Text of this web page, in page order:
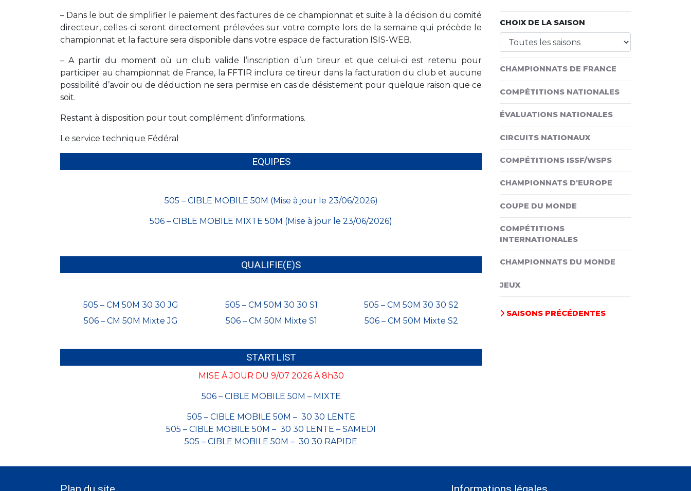
– Dans le but de simplifier le paiement des factures de ce championnat et suite à la décision du comité
directeur, celles-ci seront directement prélevées sur votre compte lors de la semaine qui précède le
championnat et la facture sera disponible dans votre espace de facturation ISIS-WEB.
– A partir du moment où un club valide l’inscription d’un tireur et que celui-ci est retenu pour
participer au championnat de France, la FFTIR inclura ce tireur dans la facturation du club et aucune
possibilité d’avoir ou de déduction ne sera permise en cas de désistement pour quelque raison que ce
soit.
Restant à disposition pour tout complément d’informations.
Le service technique Fédéral
EQUIPES
505 – CIBLE MOBILE 50M (Mise à jour le 23/06/2026)
506 – CIBLE MOBILE MIXTE 50M (Mise à jour le 23/06/2026)
QUALIFIE(E)S
505 – CM 50M 30 30 JG 505 – CM 50M 30 30 S1
505 – CM 50M 30 30 S2
506 – CM 50M Mixte JG
506 – CM 50M Mixte S1 506 – CM 50M Mixte S2
STARTLIST
MISE À JOUR DU 9/07 2026 À 8h30
506 – CIBLE MOBILE 50M – MIXTE
505 – CIBLE MOBILE 50M – 30 30 LENTE
505 – CIBLE MOBILE 50M – 30 30 LENTE – SAMEDI
505 – CIBLE MOBILE 50M – 30 30 RAPIDE
CHOIX DE LA SAISON
CHAMPIONNATS DE FRANCE
COMPÉTITIONS NATIONALES
ÉVALUATIONS NATIONALES
CIRCUITS NATIONAUX
COMPÉTITIONS ISSF/WSPS
CHAMPIONNATS D'EUROPE
COUPE DU MONDE
COMPÉTITIONS
INTERNATIONALES
CHAMPIONNATS DU MONDE
JEUX
SAISONS PRÉCÉDENTES